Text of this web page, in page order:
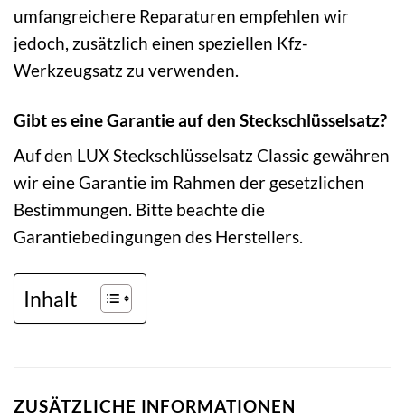
umfangreichere Reparaturen empfehlen wir
jedoch, zusätzlich einen speziellen Kfz-
Werkzeugsatz zu verwenden.
Gibt es eine Garantie auf den Steckschlüsselsatz?
Auf den LUX Steckschlüsselsatz Classic gewähren
wir eine Garantie im Rahmen der gesetzlichen
Bestimmungen. Bitte beachte die
Garantiebedingungen des Herstellers.
Inhalt
ZUSÄTZLICHE INFORMATIONEN